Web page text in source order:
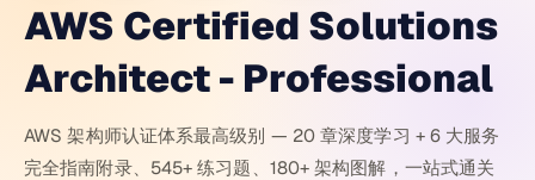
AWS Certified Solutions
Architect - Professional
AWS 架构师认证体系最高级别 — 20 章深度学习 + 6 大服务
完全指南附录、545+ 练习题、180+ 架构图解，一站式通关